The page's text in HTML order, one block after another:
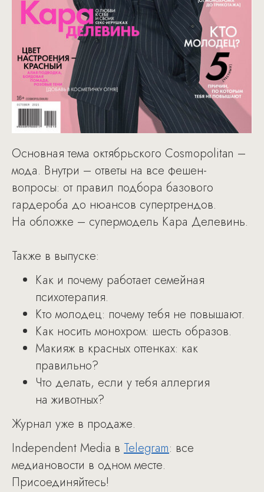
Основная тема октябрьского Cosmopolitan –
мода. Внутри – ответы на все фешен-
вопросы: от правил подбора базового
гардероба до нюансов супертрендов.
На обложке – супермодель Кара Делевинь.
Также в выпуске:
Как и почему работает семейная
психотерапия.
Кто молодец: почему тебя не повышают.
Как носить монохром: шесть образов.
Макияж в красных оттенках: как
правильно?
Что делать, если у тебя аллергия
на животных?
Журнал уже в продаже.
Independent Media в Telegram: все
медиановости в одном месте.
Присоединяйтесь!